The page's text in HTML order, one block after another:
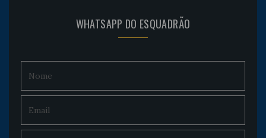
WHATSAPP DO ESQUADRÃO